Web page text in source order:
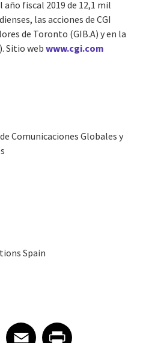
fiscal 2019 de 12,1 mil
las acciones de CGI
de Toronto (GIB.A) y en la
Sitio web www.cgi.com
Comunicaciones Globales y
Spain
on Facebook
Facebook
Share article on Email
EmailShare article on Print